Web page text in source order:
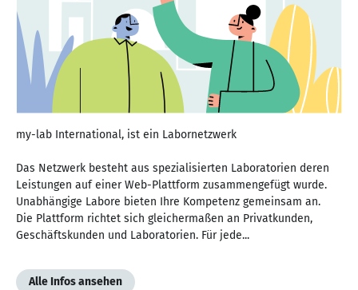
my-lab International, ist ein Labornetzwerk
Das Netzwerk besteht aus spezialisierten Laboratorien deren
Leistungen auf einer Web-Plattform zusammengefügt wurde.
Unabhängige Labore bieten Ihre Kompetenz gemeinsam an.
Die Plattform richtet sich gleichermaßen an Privatkunden,
Geschäftskunden und Laboratorien. Für jede...
Alle Infos ansehen